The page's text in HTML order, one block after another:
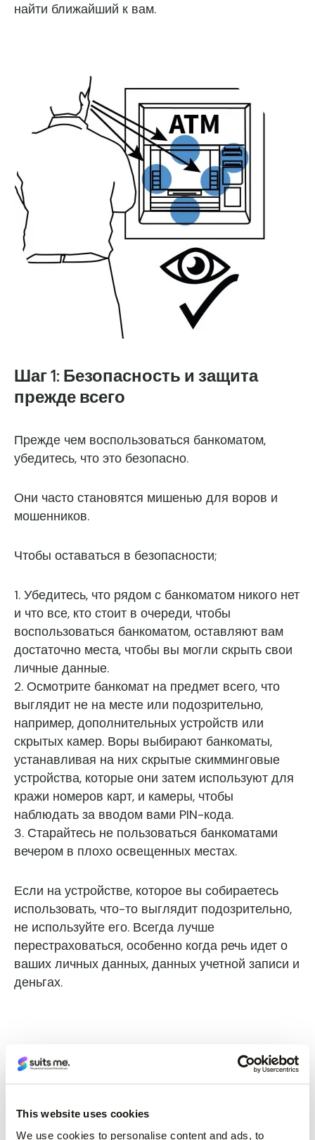
This website uses cookies
We use cookies to personalise content and ads, to
найти ближайший к вам.
Шаг 1: Безопасность и защита
прежде всего
Прежде чем воспользоваться банкоматом,
убедитесь, что это безопасно.
Они часто становятся мишенью для воров и
мошенников.
Чтобы оставаться в безопасности;
1. Убедитесь, что рядом с банкоматом никого нет
и что все, кто стоит в очереди, чтобы
воспользоваться банкоматом, оставляют вам
достаточно места, чтобы вы могли скрыть свои
личные данные.
2. Осмотрите банкомат на предмет всего, что
выглядит не на месте или подозрительно,
например, дополнительных устройств или
скрытых камер. Воры выбирают банкоматы,
устанавливая на них скрытые скимминговые
устройства, которые они затем используют для
кражи номеров карт, и камеры, чтобы
наблюдать за вводом вами PIN-кода.
3. Старайтесь не пользоваться банкоматами
вечером в плохо освещенных местах.
Если на устройстве, которое вы собираетесь
использовать, что-то выглядит подозрительно,
не используйте его. Всегда лучше
перестраховаться, особенно когда речь идет о
ваших личных данных, данных учетной записи и
деньгах.
(дебетовая карта, предоплаченная карта или